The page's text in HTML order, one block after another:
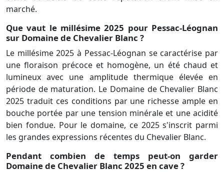
marché.
Que vaut le millésime 2025 pour Pessac-Léognan
sur Domaine de Chevalier Blanc ?
Le millésime 2025 à Pessac-Léognan se caractérise par
une floraison précoce et homogène, un été chaud et
lumineux avec une amplitude thermique élevée en
période de maturation. Le Domaine de Chevalier Blanc
2025 traduit ces conditions par une richesse ample en
bouche portée par une tension minérale et une acidité
bien fondue. Pour le domaine, ce 2025 s'inscrit parmi
les grandes expressions récentes du Chevalier Blanc.
Pendant combien de temps peut-on garder
Domaine de Chevalier Blanc 2025 en cave ?